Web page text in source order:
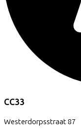
CC33
Westerdorpsstraat87